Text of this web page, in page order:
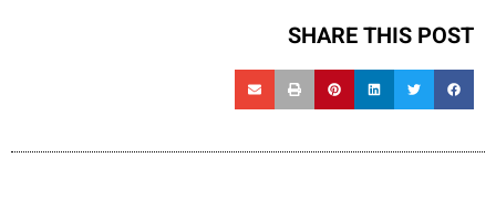
SHARE THIS POST